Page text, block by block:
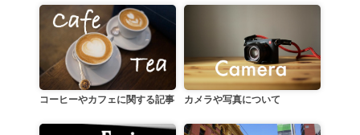
コーヒーやカフェに関する記事 カメラや写真について